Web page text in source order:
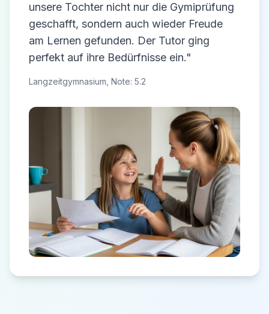
unsere Tochter nicht nur die Gymiprüfung
geschafft, sondern auch wieder Freude
am Lernen gefunden. Der Tutor ging
perfekt auf ihre Bedürfnisse ein."
Langzeitgymnasium, Note: 5.2